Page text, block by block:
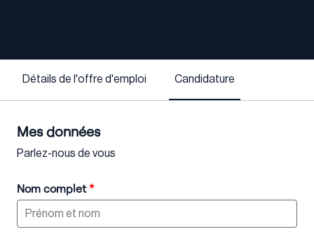
Détails de l'offre d'emploi Candidature
Mes données
Parlez-nous de vous
Nom complet *